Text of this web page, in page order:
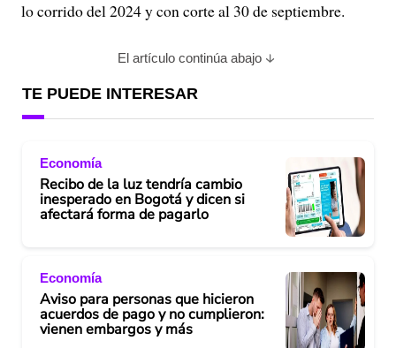
lo corrido del 2024 y con corte al 30 de septiembre.
El artículo continúa abajo
TE PUEDE INTERESAR
Economía
Recibo de la luz tendría cambio
inesperado en Bogotá y dicen si
afectará forma de pagarlo
Economía
Aviso para personas que hicieron
acuerdos de pago y no cumplieron:
vienen embargos y más